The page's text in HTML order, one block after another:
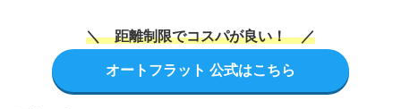
＼ 距離制限でコスパが良い！ ／
オートフラット 公式はこちら